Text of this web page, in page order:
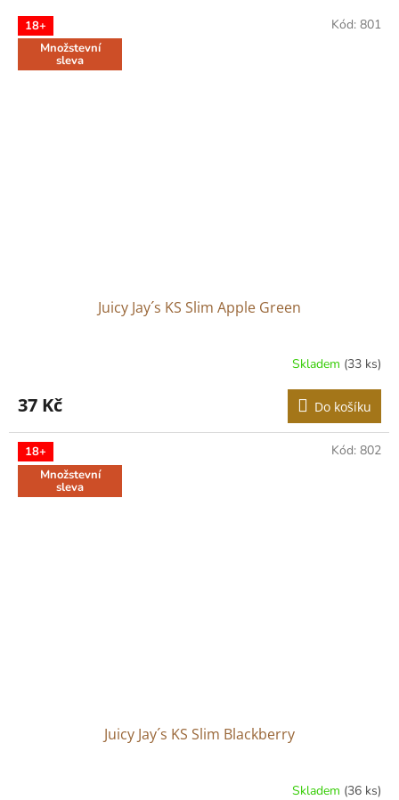
18+
Množstevní
sleva
Juicy Jay´s KS Slim Apple Green
produktu
je
2,6
5
hvězdiček.
Skladem (33 ks)
37 Kč Do košíku
Kód: 801
18+
Množstevní
sleva
Juicy Jay´s KS Slim Blackberry
Skladem (36 ks)
Kód: 802